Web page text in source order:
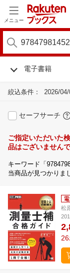
メニュー
電子書籍
絞込条件： 2026/
セーフサーチ
ご指定いただいた
品はございませんで
キーワード「
当商品が見つかりま
松
26